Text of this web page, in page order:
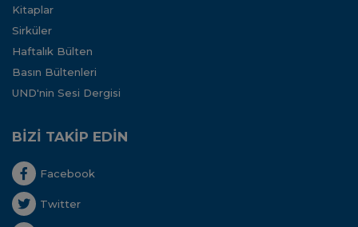
Kitaplar
Sirküler
Haftalık Bülten
Basın Bültenleri
UND'nin Sesi Dergisi
BİZİ TAKİP EDİN
Facebook
Twitter